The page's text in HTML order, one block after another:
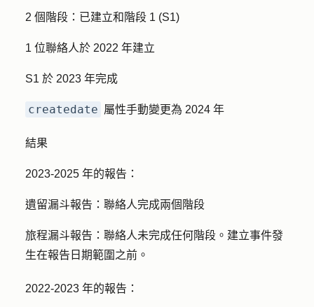
2 個階段：已建立和階段 1 (S1)
1 位聯絡人於 2022 年建立
S1 於 2023 年完成
createdate 屬性手動變更為 2024 年
結果
2023-2025 年的報告：
遺留漏斗報告： 聯絡人完成兩個階段
旅程漏斗報告： 聯絡人未完成任何階段。建立事件發
生在報告日期範圍之前。
2022-2023 年的報告：